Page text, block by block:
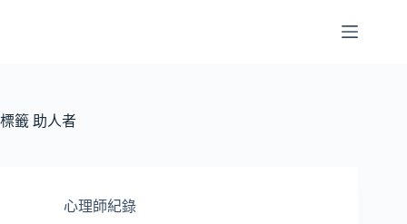
容
標籤 助人者
心理師紀錄